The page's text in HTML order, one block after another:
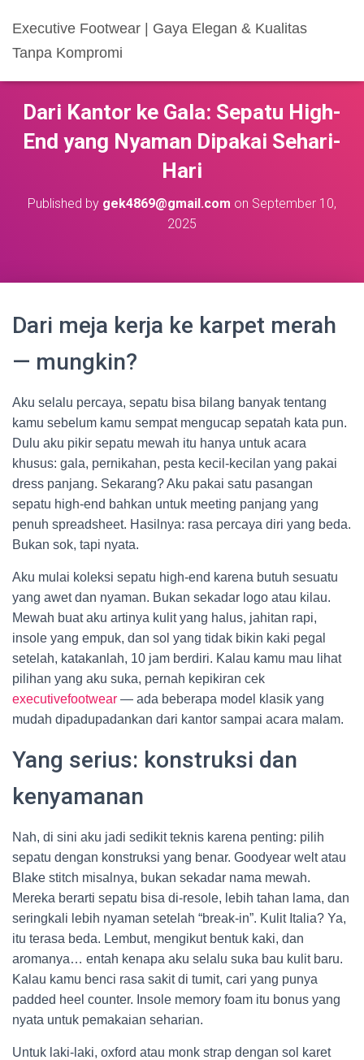
Executive Footwear | Gaya Elegan & Kualitas
Tanpa Kompromi
Dari Kantor ke Gala: Sepatu High-
End yang Nyaman Dipakai Sehari-
Hari
Published by gek4869@gmail.com on September 10,
2025
Dari meja kerja ke karpet merah
— mungkin?
Aku selalu percaya, sepatu bisa bilang banyak tentang
kamu sebelum kamu sempat mengucap sepatah kata pun.
Dulu aku pikir sepatu mewah itu hanya untuk acara
khusus: gala, pernikahan, pesta kecil-kecilan yang pakai
dress panjang. Sekarang? Aku pakai satu pasangan
sepatu high-end bahkan untuk meeting panjang yang
penuh spreadsheet. Hasilnya: rasa percaya diri yang beda.
Bukan sok, tapi nyata.
Aku mulai koleksi sepatu high-end karena butuh sesuatu
yang awet dan nyaman. Bukan sekadar logo atau kilau.
Mewah buat aku artinya kulit yang halus, jahitan rapi,
insole yang empuk, dan sol yang tidak bikin kaki pegal
setelah, katakanlah, 10 jam berdiri. Kalau kamu mau lihat
pilihan yang aku suka, pernah kepikiran cek
executivefootwear — ada beberapa model klasik yang
mudah dipadupadankan dari kantor sampai acara malam.
Yang serius: konstruksi dan
kenyamanan
Nah, di sini aku jadi sedikit teknis karena penting: pilih
sepatu dengan konstruksi yang benar. Goodyear welt atau
Blake stitch misalnya, bukan sekadar nama mewah.
Mereka berarti sepatu bisa di-resole, lebih tahan lama, dan
seringkali lebih nyaman setelah “break-in”. Kulit Italia? Ya,
itu terasa beda. Lembut, mengikut bentuk kaki, dan
aromanya… entah kenapa aku selalu suka bau kulit baru.
Kalau kamu benci rasa sakit di tumit, cari yang punya
padded heel counter. Insole memory foam itu bonus yang
nyata untuk pemakaian seharian.
Untuk laki-laki, oxford atau monk strap dengan sol karet